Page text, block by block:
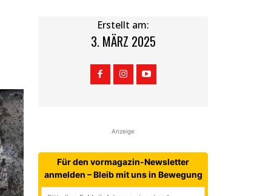
Erstellt am:
3. MÄRZ 2025
Anzeige
Für den vormagazin-Newsletter
anmelden – Bleib mit uns in Bewegung